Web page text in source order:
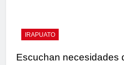
IRAPUATO
Escuchan necesidades